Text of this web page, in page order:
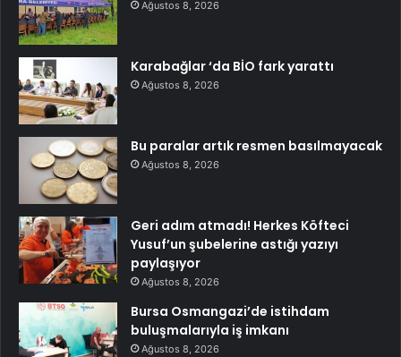
Ağustos 8, 2026
Karabağlar ‘da BİO fark yarattı
Ağustos 8, 2026
Bu paralar artık resmen basılmayacak
Ağustos 8, 2026
Geri adım atmadı! Herkes Köfteci
Yusuf’un şubelerine astığı yazıyı
paylaşıyor
Ağustos 8, 2026
Bursa Osmangazi’de istihdam
buluşmalarıyla iş imkanı
Ağustos 8, 2026